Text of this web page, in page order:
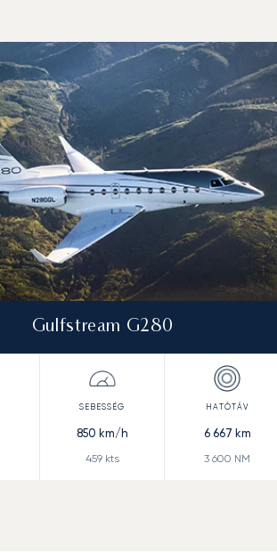
száma alapján 2025-ben
Gulfstream G280
850 km/h
459kts
6 667 km
3 600 NM